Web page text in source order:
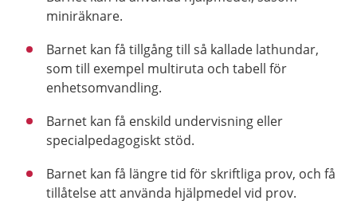
miniräknare.
Barnet kan få tillgång till så kallade lathundar,
som till exempel multiruta och tabell för
enhetsomvandling.
Barnet kan få enskild undervisning eller
specialpedagogiskt stöd.
Barnet kan få längre tid för skriftliga prov, och få
tillåtelse att använda hjälpmedel vid prov.